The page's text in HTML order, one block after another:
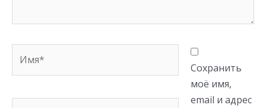
Сохранить
моё имя,
email и адрес